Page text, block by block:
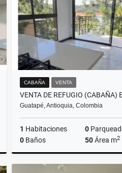
CABAÑA VENTA
Guatapé, Antioquia, Colombia
1 Habitaciones 0
0 Baños 50Área m2